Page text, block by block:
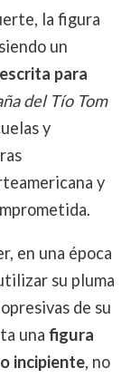
la figura
un
para
del Tío Tom
y
y
en una época
su pluma
de su
una figura
incipiente, no